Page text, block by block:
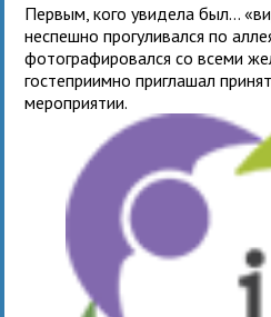
Первым, кого увидела был…
неспешно прогуливался по
фотографировался со всеми
гостеприимно приглашал
мероприятии.